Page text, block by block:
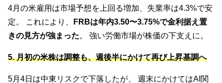
4月の米雇用は市場予想を上回る増加、失業率は4.3%で安
定。 これにより、
FRBは年内3.50〜3.75%で金利据え置
きの見方が強まった。 強い労働市場が株価の下支えに。
5. 月初の米株は調整も、週後半にかけて再び上昇基調へ
5月4日は中東リスクで下落したが、 週末にかけてはAI関